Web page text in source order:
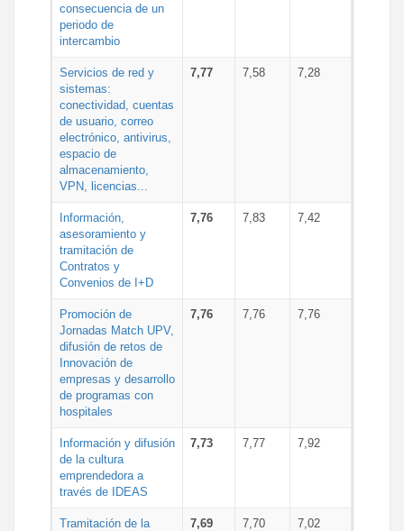
consecuencia de un
periodo de
intercambio
Servicios de red y
sistemas:
conectividad, cuentas
de usuario, correo
electrónico, antivirus,
espacio de
almacenamiento,
VPN, licencias...
7,77 7,58 7,28
Información,
asesoramiento y
tramitación de
Contratos y
Convenios de I+D
7,76 7,83 7,42
Promoción de
Jornadas Match UPV,
difusión de retos de
Innovación de
empresas y desarrollo
de programas con
hospitales
7,76 7,76 7,76
Información y difusión
de la cultura
emprendedora a
través de IDEAS
7,73 7,77 7,92
Tramitación de la
7,69 7,70 7,02